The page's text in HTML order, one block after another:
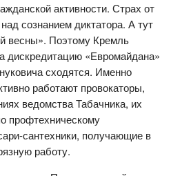
активности. Страх от
сознанием диктатора. А тут
весны». Поэтому Кремль
дискредитацию «Евромайдана»
сходятся. Именно
работают провокаторы,
ведомства Табачника, их
профтехническому
сантехники, получающие в
работу.